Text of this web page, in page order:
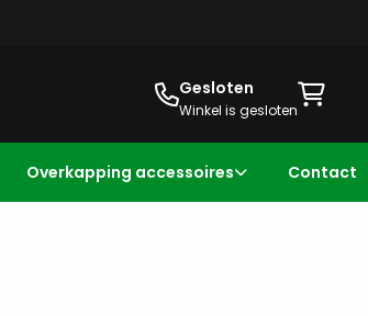
Gesloten
Winkel is gesloten
Overkapping accessoires Contact